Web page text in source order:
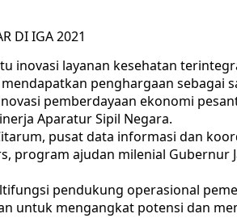
DI IGA 2021
inovasi layanan kesehatan
penghargaan sebagai
pemberdayaan ekonomi
Aparatur Sipil Negara.
pusat data informasi dan
program ajudan milenial Gubernur
pendukung operasional
untuk mengangkat potensi dan